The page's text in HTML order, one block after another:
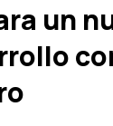
un